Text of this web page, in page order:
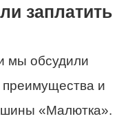
заплатить
мы обсудили
преимущества и
«Малютка».